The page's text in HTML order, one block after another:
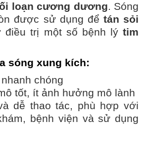
loạn cương dương. Sóng
được sử dụng để tán sỏi
điều trị một số bệnh lý tim
sóng xung kích:
chóng
tốt, ít ảnh hưởng mô lành
dễ thao tác, phù hợp với
bệnh viện và sử dụng